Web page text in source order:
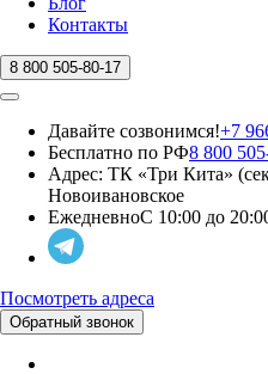
Контакты
8 800 505-80-17
Давайте созвонимся!+7
Бесплатно по РФ8 800
Адрес: ТК «Три Кита»
Новоивановское
ЕжедневноС 10:00 до
Посмотреть адреса
Обратный звонок